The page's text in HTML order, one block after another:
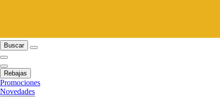
Buscar
Rebajas
Promociones
Novedades